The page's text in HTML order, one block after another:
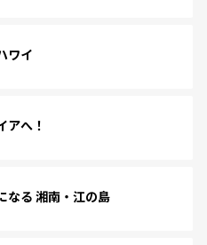
ワイ
アへ！
なる 湘南・江の島